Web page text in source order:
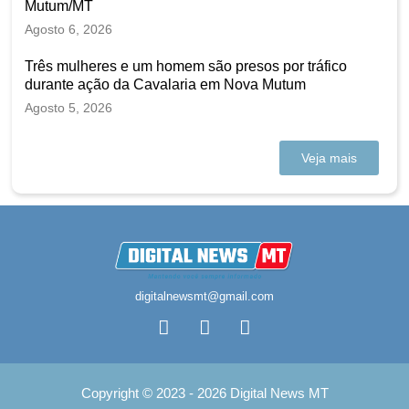
Mutum/MT
Agosto 6, 2026
Três mulheres e um homem são presos por tráfico
durante ação da Cavalaria em Nova Mutum
Agosto 5, 2026
Veja mais
digitalnewsmt@gmail.com
Copyright © 2023 - 2026 Digital News MT